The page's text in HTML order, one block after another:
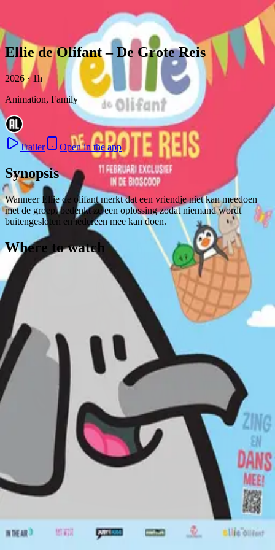
Ellie de Olifant – De Grote Reis
2026 · 1h
Animation, Family
Trailer Open in the app
Synopsis
Wanneer Ellie de olifant merkt dat een vriendje niet kan meedoen
met de groep, bedenkt ze een oplossing zodat niemand wordt
buitengesloten en iedereen mee kan doen.
Where to watch
Contact
Terms
2026 a product of Boydroid B.V.